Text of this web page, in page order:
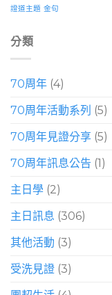
證道主題 金句
分類
70周年 (4)
70周年活動系列 (5)
70周年見證分享 (5)
70周年訊息公告 (1)
主日學 (2)
主日訊息 (306)
其他活動 (3)
受洗見證 (3)